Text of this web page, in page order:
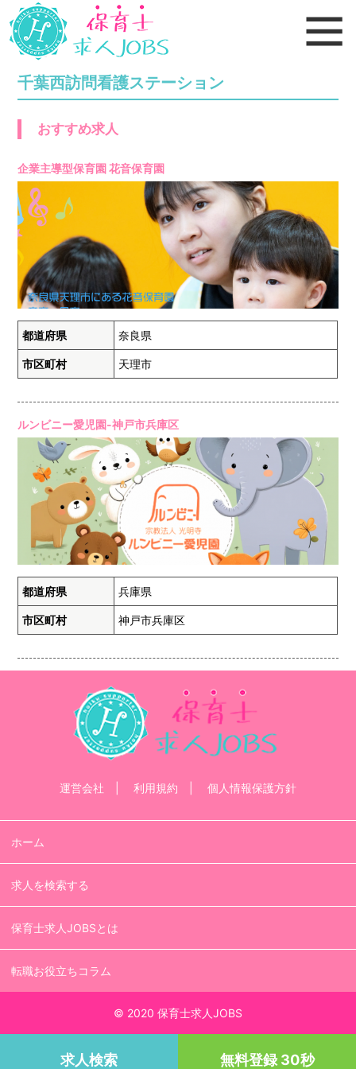
千葉西訪問看護ステーション
おすすめ求人
企業主導型保育園 花音保育園
都道府県 奈良県
市区町村 天理市
ルンビニー愛児園-神戸市兵庫区
都道府県 兵庫県
市区町村 神戸市兵庫区
運営会社 利用規約 個人情報保護方針
ホーム
求人を検索する
保育士求人JOBSとは
転職お役立ちコラム
© 2020 保育士求人JOBS
求人検索 無料登録 30秒